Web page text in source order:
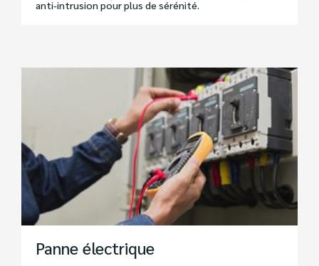
anti-intrusion pour plus de sérénité.
Panne électrique